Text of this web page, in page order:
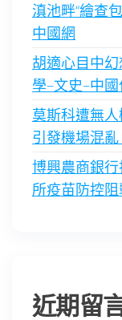
滇池畔“繪查
中國網
胡適心目中
學–文史–中
莫斯科遭無人
引發機場混
博興農商銀
所疫苗防控
近期留